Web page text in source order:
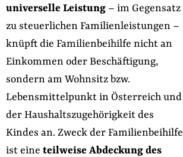
universelle Leistung – im Gegensatz
zu steuerlichen Familienleistungen –
knüpft die Familienbeihilfe nicht an
Einkommen oder Beschäftigung,
sondern am Wohnsitz bzw.
Lebensmittelpunkt in Österreich und
der Haushaltszugehörigkeit des
Kindes an. Zweck der Familienbeihilfe
ist eine teilweise Abdeckung des